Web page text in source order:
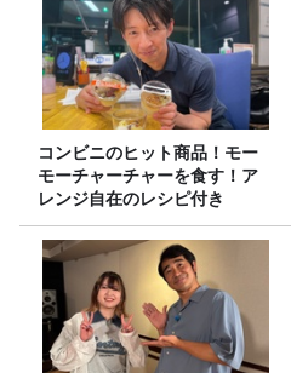
コンビニのヒット商品！モー
モーチャーチャーを食す！ア
レンジ自在のレシピ付き